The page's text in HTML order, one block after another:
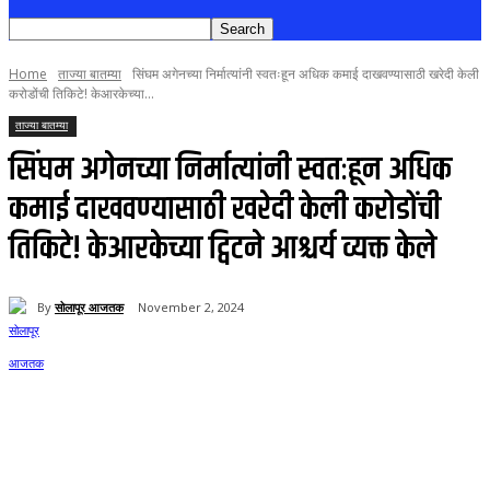
Home ताज्या बातम्या सिंघम अगेनच्या निर्मात्यांनी स्वतःहून अधिक कमाई दाखवण्यासाठी खरेदी केली
करोडोंची तिकिटे! केआरकेच्या...
ताज्या बातम्या
सिंघम अगेनच्या निर्मात्यांनी स्वतःहून अधिक
कमाई दाखवण्यासाठी खरेदी केली करोडोंची
तिकिटे! केआरकेच्या ट्विटने आश्चर्य व्यक्त केले
By सोलापूर आजतक November 2, 2024